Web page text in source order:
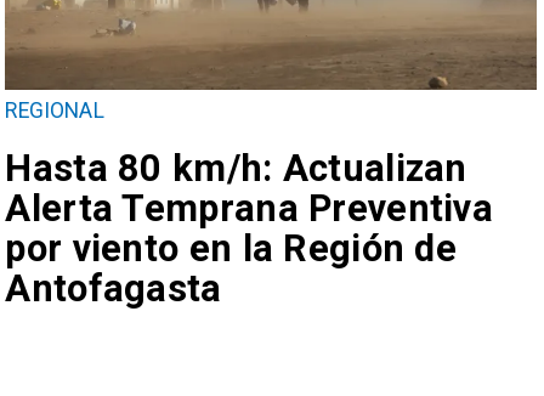
REGIONAL
Hasta 80 km/h: Actualizan
Alerta Temprana Preventiva
por viento en la Región de
Antofagasta